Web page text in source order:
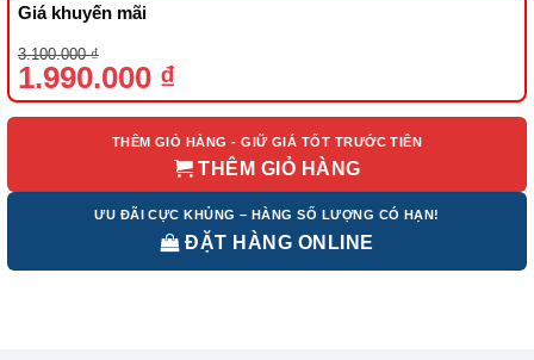
Giá khuyến mãi
3.100.000₫
Giá
gốc
là:
3.100.000 ₫.
1.990.000 ₫
Giá
hiện
tại
là:
THÊM GIỎ HÀNG - GIỮ GIÁ TỐT TRƯỚC TIÊN
THÊM GIỎ HÀNG
ƯU ĐÃI CỰC KHỦNG – HÀNG SỐ LƯỢNG CÓ HẠN!
ĐẶT HÀNG ONLINE